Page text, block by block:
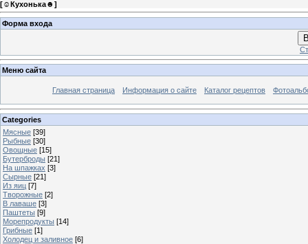
[☺Кухонька☻ ]
Форма входа
Меню сайта
Главная страница Информация о сайте Каталог рецептов
Categories
Мясные [39]
Рыбные [30]
Овощные [15]
Бутерброды [21]
На шпажках [3]
Сырные [21]
Из яиц [7]
Творожные [2]
В лаваше [3]
Паштеты [9]
Морепродукты [14]
Грибные [1]
Холодец и заливное [6]